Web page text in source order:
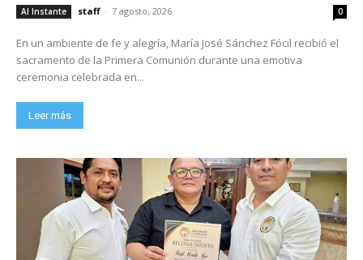
Al Instante staff - 7 agosto, 2026 0
En un ambiente de fe y alegría, María José Sánchez Fócil recibió el
sacramento de la Primera Comunión durante una emotiva
ceremonia celebrada en...
Leer más